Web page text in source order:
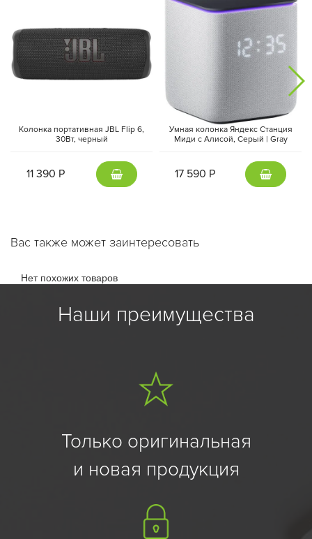
Колонка портативная JBL Flip 6,
30Вт, черный
11 390 Р
Умная колонка Яндекс Станция
Миди с Алисой, Cерый | Gray
17 590 Р
Вас также может заинтересовать
Нет похожих товаров
Наши преимущества
Только оригинальная
и новая продукция